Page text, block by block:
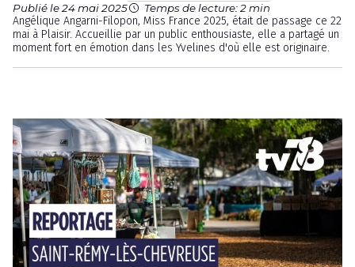
Publié le 24 mai 2025 Temps de lecture: 2 min
Angélique Angarni-Filopon, Miss France 2025, était de passage ce 22
mai à Plaisir. Accueillie par un public enthousiaste, elle a partagé un
moment fort en émotion dans les Yvelines d'où elle est originaire.